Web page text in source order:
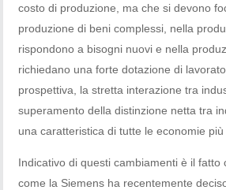
costo di produzione, ma che si devono
produzione di beni complessi, nella
rispondono a bisogni nuovi e nella
richiedano una forte dotazione di
prospettiva, la stretta interazione tra
superamento della distinzione netta tra
una caratteristica di tutte le economie più
Indicativo di questi cambiamenti è il fatto
come la Siemens ha recentemente